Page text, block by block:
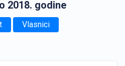
2018. godine
Vlasnici